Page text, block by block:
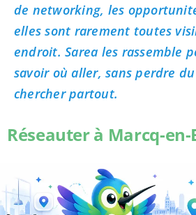
de networking, les
elles sont rarement toutes
endroit. Sarea les rassemble
savoir où aller, sans perdre
chercher partout.
Réseauter à Marcq-